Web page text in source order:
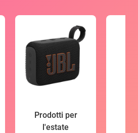
Prodotti per
l'estate